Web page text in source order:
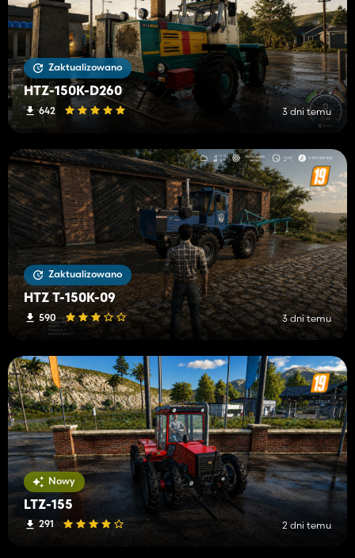
Zaktualizowano
HTZ-150K-D260
642 3 dni temu
Zaktualizowano
HTZ T-150K-09
590 3 dni temu
Nowy
LTZ-155
291 2 dni temu